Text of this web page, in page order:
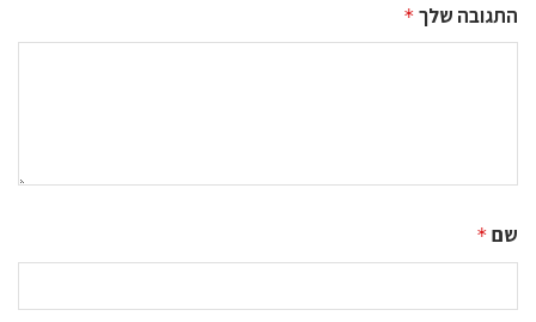
התגובה שלך *
שם *